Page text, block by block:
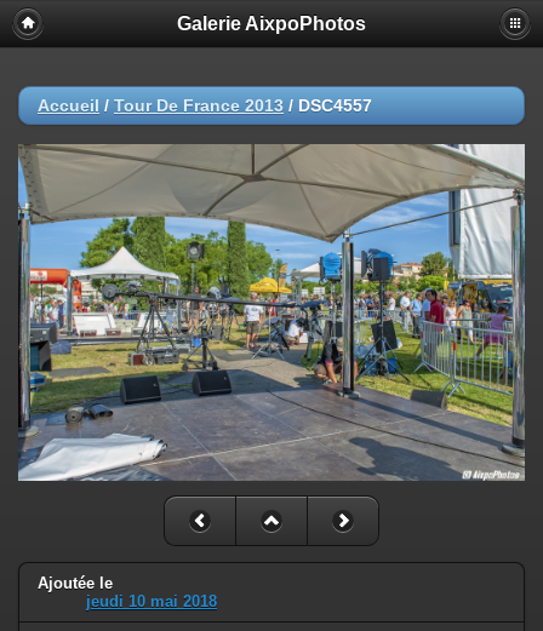
Galerie AixpoPhotos
Accueil / Tour De France 2013 / DSC4557
Ajoutée le
jeudi 10 mai 2018